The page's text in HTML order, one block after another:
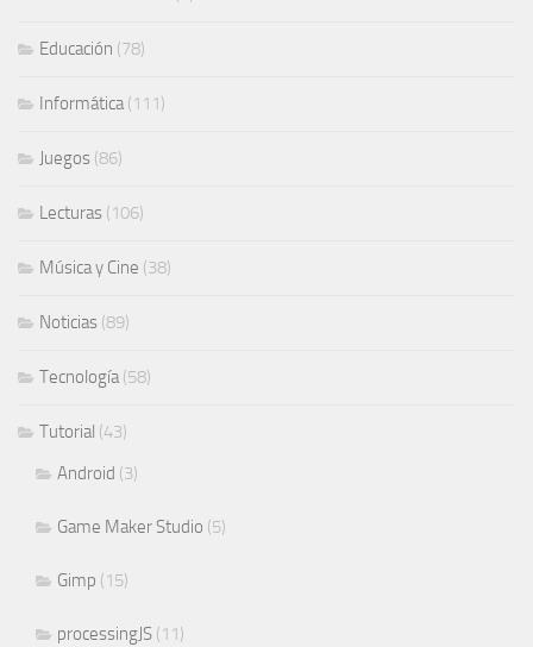
Educación (78)
Informática(111)
Juegos (86)
Lecturas (106)
Música y Cine (38)
Noticias (89)
Tecnología(58)
Tutorial (43)
Android (3)
Game Maker Studio (5)
Gimp (15)
processingJS (11)